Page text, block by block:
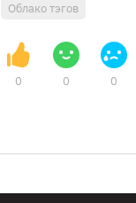
Облако тэгов
0 0 0